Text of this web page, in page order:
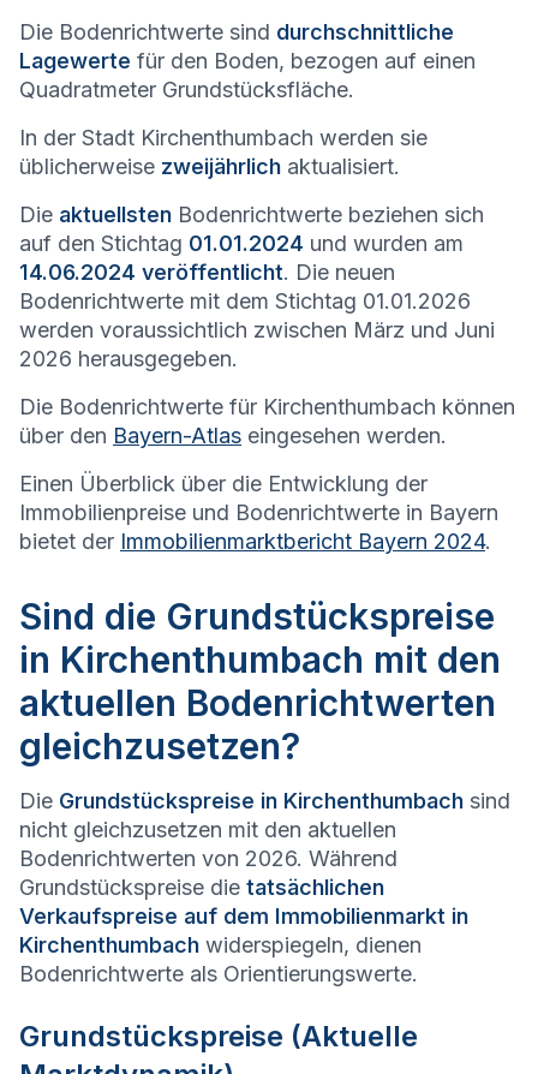
Die Bodenrichtwerte sind durchschnittliche
Lagewerte für den Boden, bezogen auf einen
Quadratmeter Grundstücksfläche.
In der Stadt Kirchenthumbach werden sie
üblicherweise zweijährlich aktualisiert.
Die aktuellsten Bodenrichtwerte beziehen sich
auf den Stichtag 01.01.2024 und wurden am
14.06.2024 veröffentlicht. Die neuen
Bodenrichtwerte mit dem Stichtag 01.01.2026
werden voraussichtlich zwischen März und Juni
2026 herausgegeben.
Die Bodenrichtwerte für Kirchenthumbach können
über den Bayern-Atlas eingesehen werden.
Einen Überblick über die Entwicklung der
Immobilienpreise und Bodenrichtwerte in Bayern
bietet der Immobilienmarktbericht Bayern 2024.
Sind die Grundstückspreise
in Kirchenthumbach mit den
aktuellen Bodenrichtwerten
gleichzusetzen?
Die Grundstückspreise in Kirchenthumbach sind
nicht gleichzusetzen mit den aktuellen
Bodenrichtwerten von 2026. Während
Grundstückspreise die tatsächlichen
Verkaufspreise auf dem Immobilienmarkt in
Kirchenthumbach widerspiegeln, dienen
Bodenrichtwerte als Orientierungswerte.
Grundstückspreise (Aktuelle